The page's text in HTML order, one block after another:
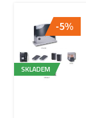
-5%
SKLADEM